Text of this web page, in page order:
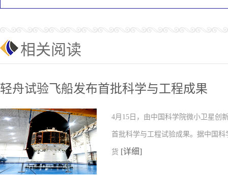
相关阅读
轻舟试验飞船发布首批科学与工程成果
4月15日，由中国科学院微小卫星创
首批科学与工程试验成果。据中国
货 [详细]